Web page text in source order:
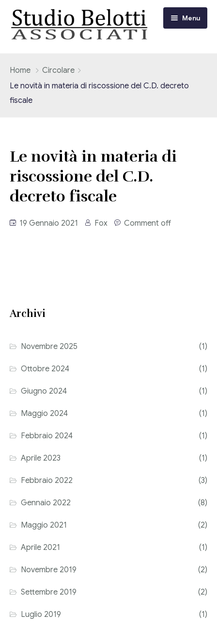
Menu
I nostri servizi
Adempimenti Dichiarativi e Fiscali
Contrattualistica Varia
Consulenza Societaria
Consulenza del Lavoro
Corsi FAD
Video/Tv
Pubblicazioni
Home
Circolare
Le novità in materia di riscossione del C.D. decreto
fiscale
Le novità in materia di
riscossione del C.D.
decreto fiscale
19 Gennaio 2021 Fox Comment off
Archivi
Novembre 2025 (1)
Ottobre 2024 (1)
Giugno 2024 (1)
Maggio 2024 (1)
Febbraio 2024 (1)
Aprile 2023 (1)
Febbraio 2022 (3)
Gennaio 2022 (8)
Maggio 2021 (2)
Aprile 2021 (1)
Novembre 2019 (2)
Settembre 2019 (2)
Luglio 2019 (1)